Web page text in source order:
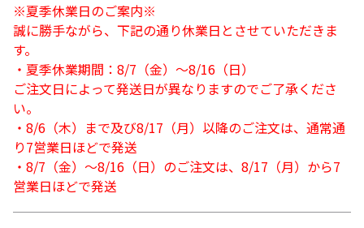
※夏季休業日のご案内※
誠に勝手ながら、下記の通り休業日とさせていただきま
す。
・夏季休業期間：8/7（金）～8/16（日）
ご注文日によって発送日が異なりますのでご了承くださ
い。
・8/6（木）まで及び8/17（月）以降のご注文は、通常通
り7営業日ほどで発送
・8/7（金）～8/16（日）のご注文は、8/17（月）から7
営業日ほどで発送